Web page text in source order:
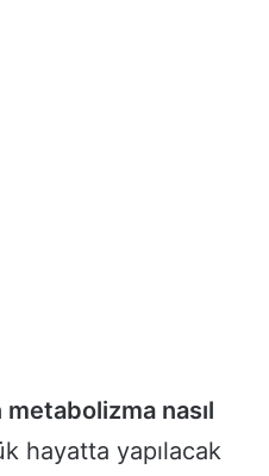
nasıl
hayatta yapılacak